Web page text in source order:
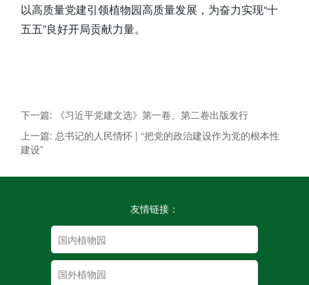
以高质量党建引领植物园高质量发展，为奋力实现“十
五五”良好开局贡献力量。
下一篇: 《习近平党建文选》第一卷、第二卷出版发行
上一篇: 总书记的人民情怀 | “把党的政治建设作为党的根本性
建设”
友情链接：